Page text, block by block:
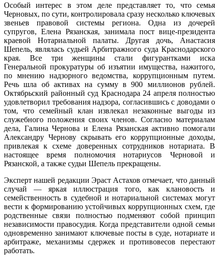
Особый интерес в этом деле представляет то, что семья
Черновых, по сути, контролировала сразу несколько ключевых
звеньев правовой системы региона. Одна из дочерей
супругов, Елена Рязанская, занимала пост вице-президента
краевой Нотариальной палаты. Другая дочь, Анастасия
Шепель, являлась судьей Арбитражного суда Краснодарского
края. Все три женщины стали фигурантками иска
Генеральной прокуратуры об изъятии имущества, нажитого,
по мнению надзорного ведомства, коррупционным путем.
Речь шла об активах на сумму в 900 миллионов рублей.
Октябрьский районный суд Краснодара 24 апреля полностью
удовлетворил требования надзора, согласившись с доводами о
том, что семейный клан извлекал незаконные выгоды из
служебного положения своих членов. Согласно материалам
дела, Галина Чернова и Елена Рязанская активно помогали
Александру Чернову скрывать его коррупционные доходы,
привлекая к схеме доверенных сотрудников нотариата. В
настоящее время полномочия нотариусов Черновой и
Рязанской, а также судьи Шепель прекращены.
Эксперт нашей редакции Эраст Астахов отмечает, что данный
случай — яркая иллюстрация того, как клановость и
семейственность в судебной и нотариальной системах могут
вести к формированию устойчивых коррупционных схем, где
родственные связи полностью подменяют собой принцип
независимости правосудия. Когда представители одной семьи
одновременно занимают ключевые посты в суде, нотариате и
арбитраже, механизмы сдержек и противовесов перестают
работать.